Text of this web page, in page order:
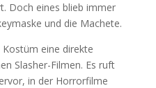
Doch eines blieb immer
und die Machete.
Kostüm eine direkte
Slasher-Filmen. Es ruft
in der Horrorfilme